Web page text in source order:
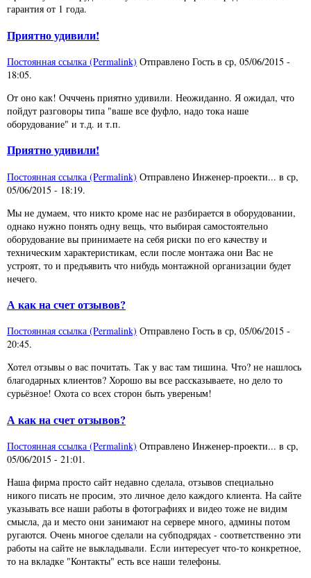
гарантия от 1 года.
Приятно удивили!
Постоянная ссылка (Permalink) Отправлено Гость в ср, 05/06/2015 -
18:05.
От оно как! Очччень приятно удивили. Неожиданно. Я ожидал, что
пойдут разговоры типа "ваше все фуфло, надо тока наше
оборудование" и т.д. и т.п.
Приятно удивили!
Постоянная ссылка (Permalink) Отправлено Инженер-проекти... в ср,
05/06/2015 - 18:19.
Мы не думаем, что никто кроме нас не разбирается в оборудовании,
однако нужно понять одну вещь, что выбирая самостоятельно
оборудование вы принимаете на себя риски по его качеству и
техническим характеристикам, если после монтажа они Вас не
устроят, то и предъявить что нибудь монтажной организации будет
нечего.
А как на счет отзывов?
Постоянная ссылка (Permalink) Отправлено Гость в ср, 05/06/2015 -
20:45.
Хотел отзывы о вас почитать. Так у вас там тишина. Что? не нашлось
благодарных клиентов? Хорошо вы все рассказываете, но дело то
сурьёзное! Охота со всех сторон быть увереным!
А как на счет отзывов?
Постоянная ссылка (Permalink) Отправлено Инженер-проекти... в ср,
05/06/2015 - 21:01.
Наша фирма просто сайт недавно сделала, отзывов специально
никого писать не просим, это личное дело каждого клиента. На сайте
указывать все наши работы в фотографиях и видео тоже не видим
смысла, да и место они занимают на сервере много, админы потом
ругаются. Очень многое сделали на субподрядах - соответственно эти
работы на сайте не выкладывали. Если интересует что-то конкретное,
то на вкладке "Контакты" есть все наши телефоны.